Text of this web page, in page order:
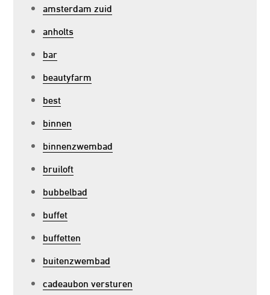
amsterdam zuid
anholts
bar
beautyfarm
best
binnen
binnenzwembad
bruiloft
bubbelbad
buffet
buffetten
buitenzwembad
cadeaubon versturen